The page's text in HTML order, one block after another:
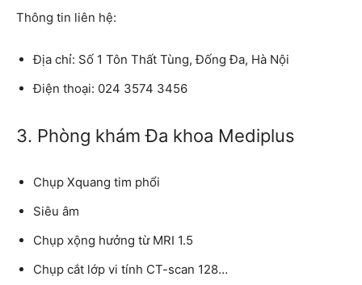
Thông tin liên hệ:
Địa chỉ: Số 1 Tôn Thất Tùng, Đống Đa, Hà Nội
Điện thoại: 024 3574 3456
3. Phòng khám Đa khoa Mediplus
Chụp Xquang tim phổi
Siêu âm
Chụp xộng hưởng từ MRI 1.5
Chụp cắt lớp vi tính CT-scan 128…